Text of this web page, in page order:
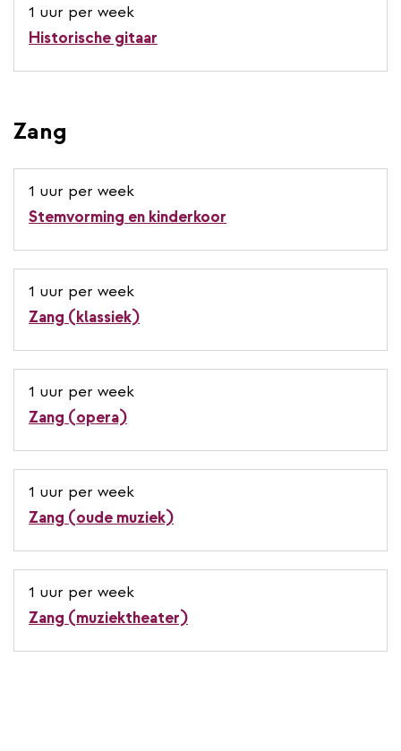
1 uur per week
Historische gitaar
Zang
1 uur per week
Stemvorming en kinderkoor
1 uur per week
Zang (klassiek)
1 uur per week
Zang (opera)
1 uur per week
Zang (oude muziek)
1 uur per week
Zang (muziektheater)